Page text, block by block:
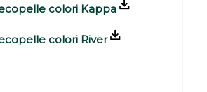
colori Kappa
colori River